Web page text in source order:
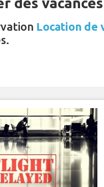
Location de